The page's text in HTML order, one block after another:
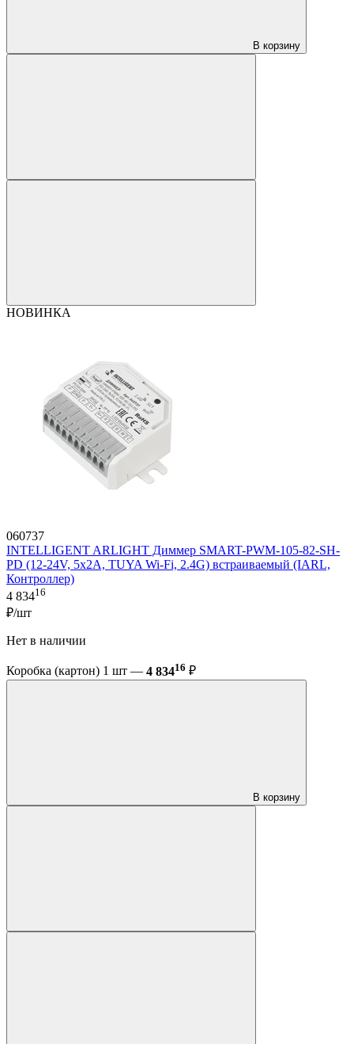
В корзину
НОВИНКА
060737
INTELLIGENT ARLIGHT Диммер SMART-PWM-105-82-SH-
PD (12-24V, 5x2A, TUYA Wi-Fi, 2.4G) встраиваемый (IARL,
Контроллер)
4 83416
₽/шт
Нет в наличии
Коробка (картон) 1 шт — 4 83416 ₽
В корзину